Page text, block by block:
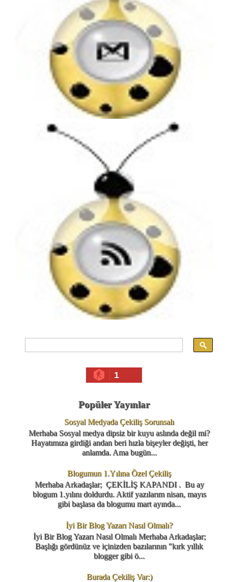
1
Popüler Yayınlar
Sosyal Medyada Çekiliş Sorunsalı
Merhaba Sosyal medya dipsiz bir kuyu aslında değil mi?
Hayatımıza girdiği andan beri hızla bişeyler değişti, her
anlamda. Ama bugün...
Blogumun 1.Yılına Özel Çekiliş
Merhaba Arkadaşlar; ÇEKİLİŞ KAPANDI . Bu ay
blogum 1.yılını doldurdu. Aktif yazılarım nisan, mayıs
gibi başlasa da blogumu mart ayında...
İyi Bir Blog Yazarı Nasıl Olmalı?
İyi Bir Blog Yazarı Nasıl Olmalı Merhaba Arkadaşlar;
Başlığı gördünüz ve içinizden bazılarının "kırk yıllık
blogger gibi ö...
Burada Çekiliş Var:)